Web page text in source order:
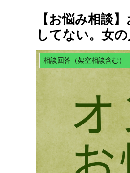
【お悩み相談
してない。女
相談回答（架空相談含む）